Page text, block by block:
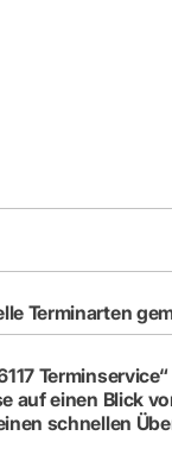
Terminarten
bereits dringende
auf einen Blick
schnellen